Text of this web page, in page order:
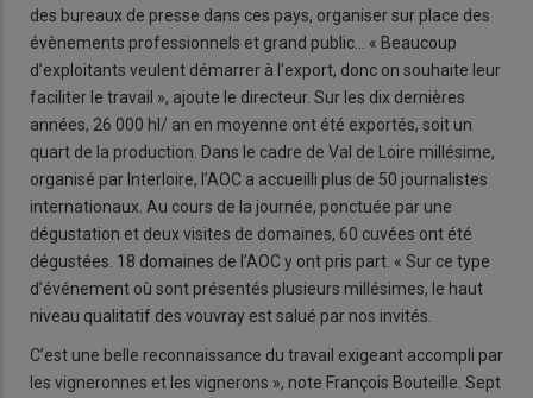
des bureaux de presse dans ces pays, organiser sur place des
évènements professionnels et grand public… « Beaucoup
d’exploitants veulent démarrer à l’export, donc on souhaite leur
faciliter le travail », ajoute le directeur. Sur les dix dernières
années, 26 000 hl/ an en moyenne ont été exportés, soit un
quart de la production. Dans le cadre de Val de Loire millésime,
organisé par Interloire, l’AOC a accueilli plus de 50 journalistes
internationaux. Au cours de la journée, ponctuée par une
dégustation et deux visites de domaines, 60 cuvées ont été
dégustées. 18 domaines de l’AOC y ont pris part. « Sur ce type
d’événement où sont présentés plusieurs millésimes, le haut
niveau qualitatif des vouvray est salué par nos invités.
C’est une belle reconnaissance du travail exigeant accompli par
les vigneronnes et les vignerons », note François Bouteille. Sept